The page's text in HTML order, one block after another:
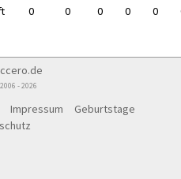
0 0 0 0 0
- 2026
Impressum
Geburtstage